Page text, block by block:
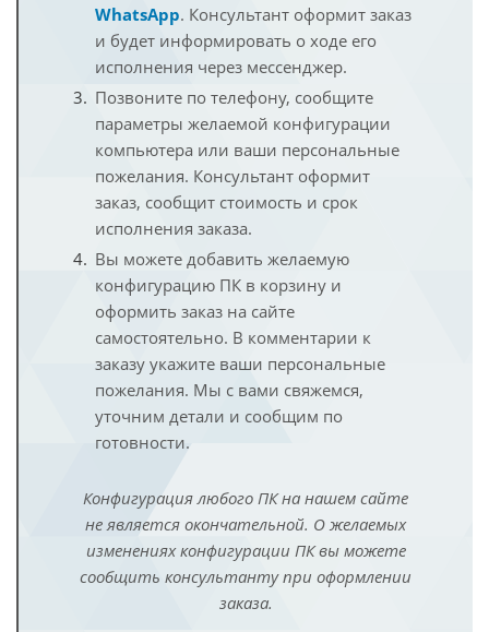
WhatsApp. Консультант оформит заказ
и будет информировать о ходе его
исполнения через мессенджер.
Позвоните по телефону, сообщите
параметры желаемой конфигурации
компьютера или ваши персональные
пожелания. Консультант оформит
заказ, сообщит стоимость и срок
исполнения заказа.
Вы можете добавить желаемую
конфигурацию ПК в корзину и
оформить заказ на сайте
самостоятельно. В комментарии к
заказу укажите ваши персональные
пожелания. Мы с вами свяжемся,
уточним детали и сообщим по
готовности.
Конфигурация любого ПК на нашем сайте
не является окончательной. О желаемых
изменениях конфигурации ПК вы можете
сообщить консультанту при оформлении
заказа.